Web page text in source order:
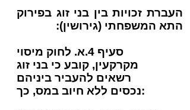
העברת זכויות בין בני זוג בפירוק
התא המשפחתי (גירושין):
סעיף 4.א. לחוק מיסוי
מקרקעין, קובע כי בני זוג
רשאים להעביר ביניהם
נכסים ללא חיוב במס, כך: